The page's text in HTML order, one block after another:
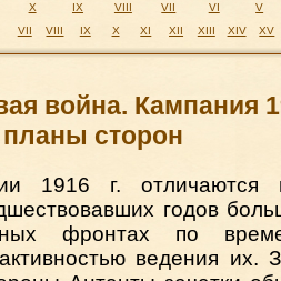
X IX VIII VII VI
V
VII VIII IX X XI XII XIII XIV XV
война. Кампания
планы сторон
1916 г.
годов
фронтах по
ведения их.